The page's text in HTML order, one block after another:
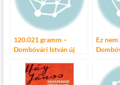
k
120.021 gramm –
Dombóvári István új
Ez